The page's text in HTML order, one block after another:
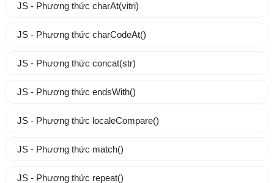
JS - Phương thức charAt(vitri)
JS - Phương thức charCodeAt()
JS - Phương thức concat(str)
JS - Phương thức endsWith()
JS - Phương thức localeCompare()
JS - Phương thức match()
JS - Phương thức repeat()